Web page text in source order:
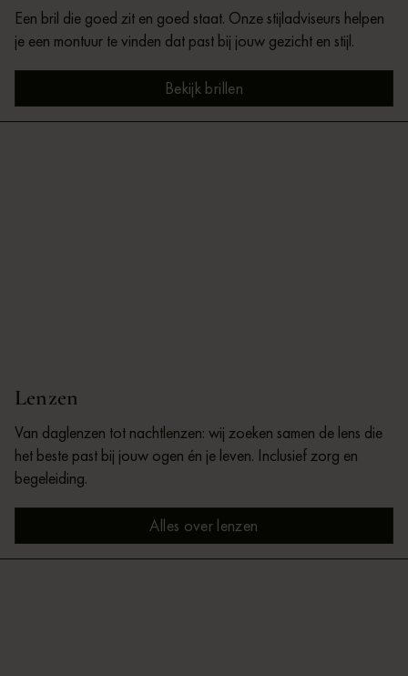
Een bril die goed zit en goed staat. Onze stijladviseurs helpen
je een montuur te vinden dat past bij jouw gezicht en stijl.
Bekijk brillen
Bekijk brillen
Lenzen
Van daglenzen tot nachtlenzen: wij zoeken samen de lens die
het beste past bij jouw ogen én je leven. Inclusief zorg en
begeleiding.
Alles over lenzen
Alles over lenzen